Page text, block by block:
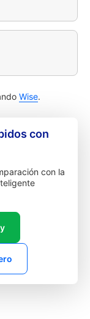
Wise.
con
con la